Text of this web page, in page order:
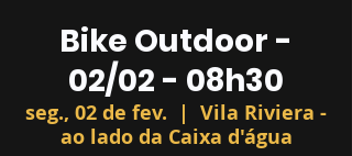
Bike Outdoor -
02/02 - 08h30
seg., 02 de fev.
  |
Vila Riviera -
ao lado da Caixa d'água